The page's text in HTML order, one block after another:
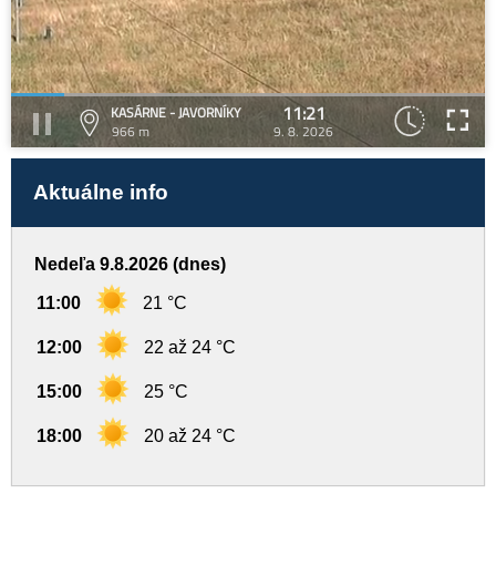
KASÁRNE - JAVORNÍKY
966 m
11:21
9. 8. 2026
Aktuálne info
Nedeľa 9.8.2026 (dnes)
11:00 21 °C
12:00 22 až 24 °C
15:00 25 °C
18:00 20 až 24 °C